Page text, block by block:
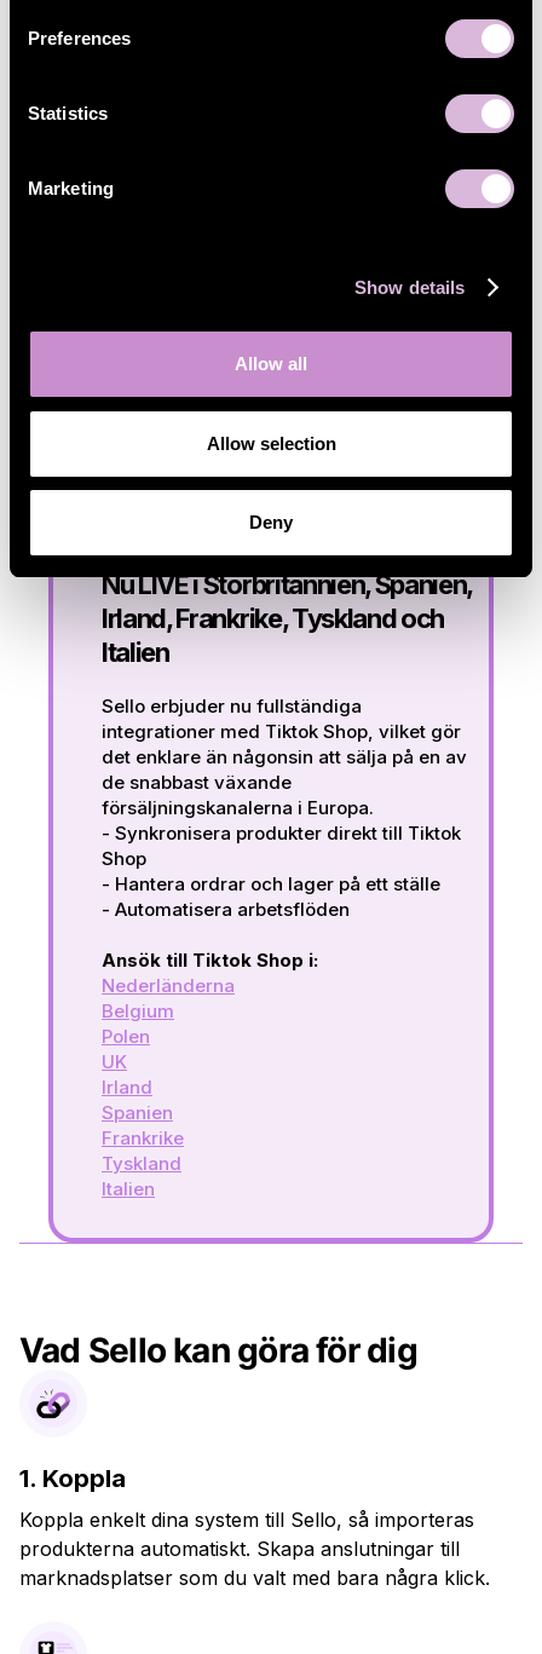
Preferences
Statistics
Marketing
Show details
Allow all
Allow selection
Deny
Nu LIVE i Storbritannien, Spanien,
Irland, Frankrike, Tyskland och
Italien
Sello erbjuder nu fullständiga
integrationer med Tiktok Shop, vilket gör
det enklare än någonsin att sälja på en av
de snabbast växande
försäljningskanalerna i Europa.
- Synkronisera produkter direkt till Tiktok
Shop
- Hantera ordrar och lager på ett ställe
- Automatisera arbetsflöden
Ansök till Tiktok Shop i:
Nederländerna
Belgium
Polen
UK
Irland
Spanien
Frankrike
Tyskland
Italien
Vad Sello kan göra för dig
1. Koppla
Koppla enkelt dina system till Sello, så importeras
produkterna automatiskt. Skapa anslutningar till
marknadsplatser som du valt med bara några klick.